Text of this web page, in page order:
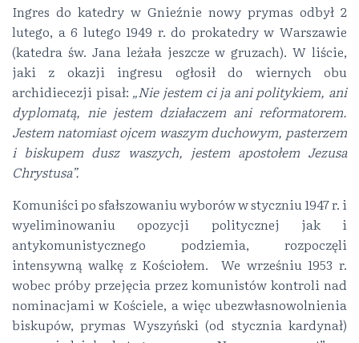
Ingres do katedry w Gnieźnie nowy prymas odbył 2
lutego, a 6 lutego 1949 r. do prokatedry w Warszawie
(katedra św. Jana leżała jeszcze w gruzach). W liście,
jaki z okazji ingresu ogłosił do wiernych obu
archidiecezji pisał: „Nie jestem ci ja ani politykiem, ani
dyplomatą, nie jestem działaczem ani reformatorem.
Jestem natomiast ojcem waszym duchowym, pasterzem
i biskupem dusz waszych, jestem apostołem Jezusa
Chrystusa”.
Komuniści po sfałszowaniu wyborów w styczniu 1947 r. i
wyeliminowaniu opozycji politycznej jak i
antykomunistycznego podziemia, rozpoczęli
intensywną walkę z Kościołem. We wrześniu 1953 r.
wobec próby przejęcia przez komunistów kontroli nad
nominacjami w Kościele, a więc ubezwłasnowolnienia
biskupów, prymas Wyszyński (od stycznia kardynał)